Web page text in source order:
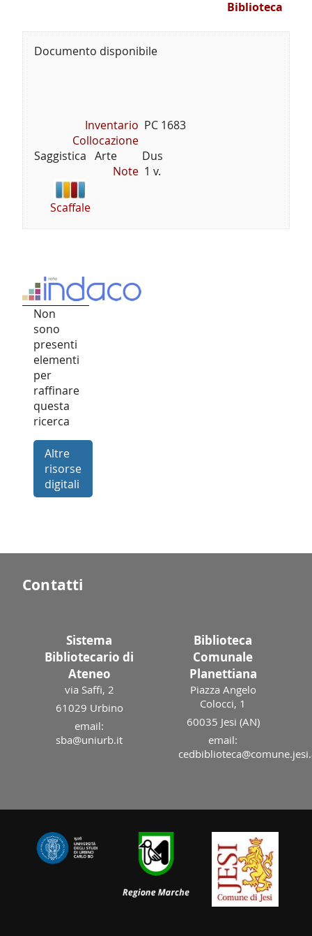
Biblioteca
Documento disponibile
Inventario PC 1683
Collocazione
Saggistica   Arte         Dus
Note 1 v.
Scaffale
Non
sono
presenti
elementi
per
raffinare
questa
ricerca
Altre
risorse
digitali
Contatti
Sistema
Bibliotecario di
Ateneo
via Saffi, 2
61029 Urbino
email:
sba@uniurb.it
Biblioteca
Comunale
Planettiana
Piazza Angelo
Colocci, 1
60035 Jesi (AN)
email: